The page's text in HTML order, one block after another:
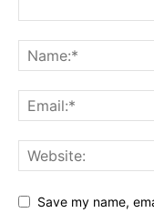
Save my name,